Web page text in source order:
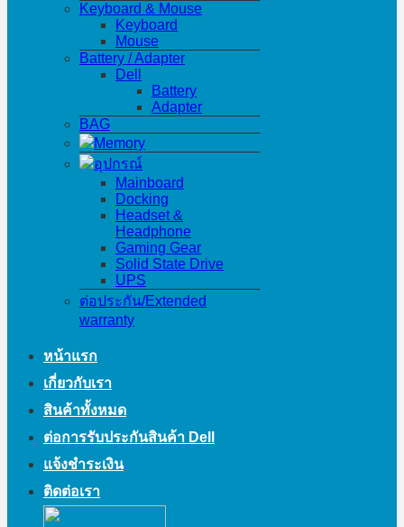
Keyboard & Mouse
Keyboard
Mouse
Battery / Adapter
Dell
Battery
Adapter
BAG
Memory
อุปกรณ์
Mainboard
Docking
Headset &
Headphone
Gaming Gear
Solid State Drive
UPS
ต่อประกัน/Extended
warranty
หน้าแรก
เกี่ยวกับเรา
สินค้าทั้งหมด
ต่อการรับประกันสินค้า Dell
แจ้งชำระเงิน
ติดต่อเรา